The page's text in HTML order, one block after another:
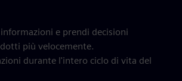
e prendi decisioni
più velocemente.
durante l'intero ciclo di vita del